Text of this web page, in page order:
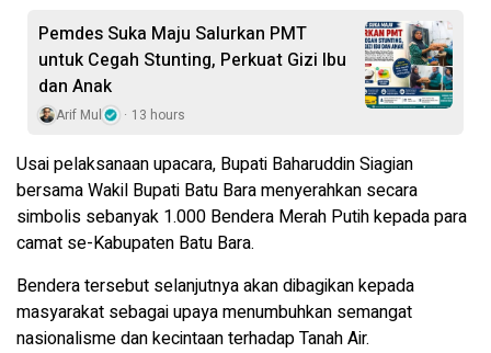
Pemdes Suka Maju Salurkan PMT
untuk Cegah Stunting, Perkuat Gizi Ibu
dan Anak
Arif Mul 13 hours
Usai pelaksanaan upacara, Bupati Baharuddin Siagian
bersama Wakil Bupati Batu Bara menyerahkan secara
simbolis sebanyak 1.000 Bendera Merah Putih kepada para
camat se-Kabupaten Batu Bara.
Bendera tersebut selanjutnya akan dibagikan kepada
masyarakat sebagai upaya menumbuhkan semangat
nasionalisme dan kecintaan terhadap Tanah Air.